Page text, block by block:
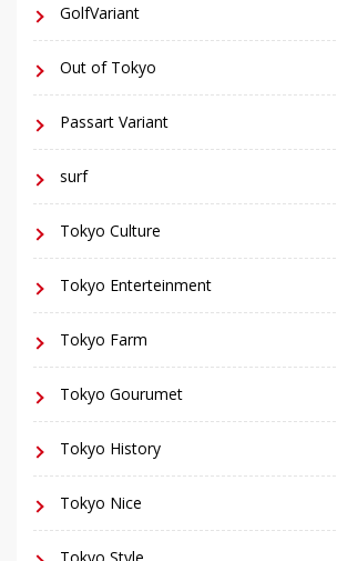
GolfVariant
Out of Tokyo
Passart Variant
surf
Tokyo Culture
Tokyo Enterteinment
Tokyo Farm
Tokyo Gourumet
Tokyo History
Tokyo Nice